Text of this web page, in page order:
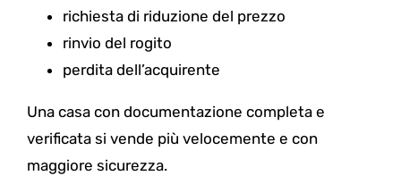
richiesta di riduzione del prezzo
rinvio del rogito
perdita dell’acquirente
Una casa con documentazione completa e
verificata si vende più velocemente e con
maggiore sicurezza.